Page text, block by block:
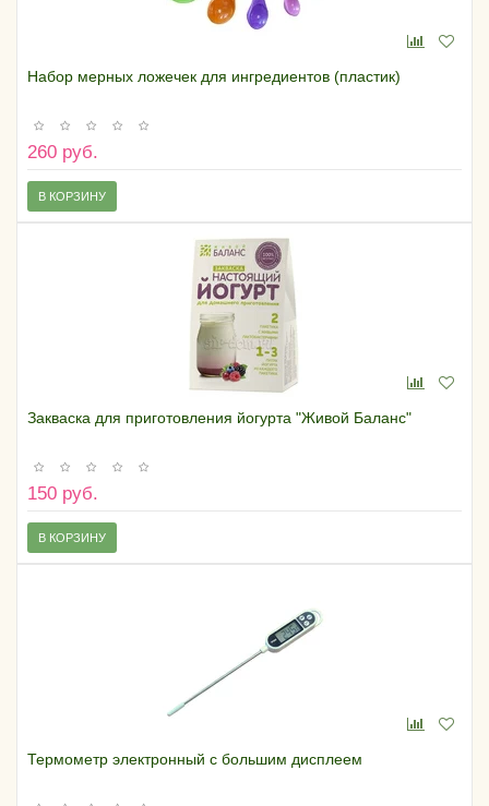
Набор мерных ложечек для ингредиентов (пластик)
260 руб.
В КОРЗИНУ
Закваска для приготовления йогурта "Живой Баланс"
150 руб.
В КОРЗИНУ
Термометр электронный с большим дисплеем